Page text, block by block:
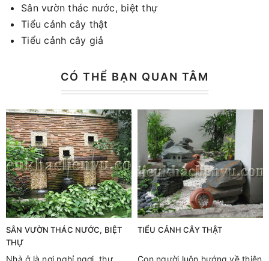
Sân vườn thác nước, biệt thự
Tiểu cảnh cây thật
Tiểu cảnh cây giả
CÓ THỂ BẠN QUAN TÂM
SÂN VƯỜN THÁC NƯỚC, BIỆT
THỰ
Nhà ở là nơi nghỉ ngơi, thư
TIỂU CẢNH CÂY THẬT
Con người luôn hướng về thiên